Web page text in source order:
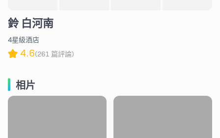
鈴 白河南
4星級酒店
4.6(261 篇評論)
相片